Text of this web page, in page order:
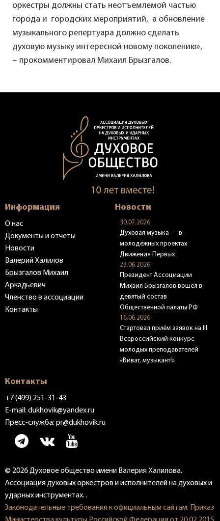
оркестры должны стать неотъемлемой частью
города и городских мероприятий, а обновление
музыкального репертуара должно сделать
духовую музыку интересной новому поколению»,
– прокомментировал Михаил Брызгалов.
Информация
О нас
Документы и отчеты
Новости
Валерий Халилов
Брызгалов Михаил
Аркадьевич
Членство в ассоциации
Контакты
Новости
30.07.2026
Духовая музыка — в
молодёжных проектах
Движения Первых
23.06.2026
Президент Ассоциации
Михаил Брызгалов вошёл в
девятый состав
Общественной палаты РФ
16.06.2026
Стартовал приём заявок на III
Всероссийский конкурс
молодых преподавателей
«Виват, музыкант!»
Контакты
+7 (499) 251-31-43
E-mail: dukhovik@yandex.ru
Пресс-служба: pr@dukhovik.ru
© 2026 Духовое общество имени Валерия Халилова.
Ассоциация духовых оркестров и исполнителей на духовых и
ударных инструментах. .
Законодательные требования к официальным сайтам: Приказ